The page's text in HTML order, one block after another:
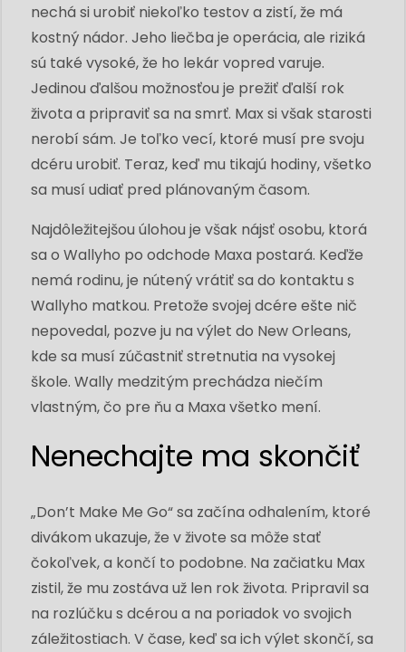
nechá si urobiť niekoľko testov a zistí, že má
kostný nádor. Jeho liečba je operácia, ale riziká
sú také vysoké, že ho lekár vopred varuje.
Jedinou ďalšou možnosťou je prežiť ďalší rok
života a pripraviť sa na smrť. Max si však starosti
nerobí sám. Je toľko vecí, ktoré musí pre svoju
dcéru urobiť. Teraz, keď mu tikajú hodiny, všetko
sa musí udiať pred plánovaným časom.
Najdôležitejšou úlohou je však nájsť osobu, ktorá
sa o Wallyho po odchode Maxa postará. Keďže
nemá rodinu, je nútený vrátiť sa do kontaktu s
Wallyho matkou. Pretože svojej dcére ešte nič
nepovedal, pozve ju na výlet do New Orleans,
kde sa musí zúčastniť stretnutia na vysokej
škole. Wally medzitým prechádza niečím
vlastným, čo pre ňu a Maxa všetko mení.
Nenechajte ma skončiť
„Don’t Make Me Go“ sa začína odhalením, ktoré
divákom ukazuje, že v živote sa môže stať
čokoľvek, a končí to podobne. Na začiatku Max
zistil, že mu zostáva už len rok života. Pripravil sa
na rozlúčku s dcérou a na poriadok vo svojich
záležitostiach. V čase, keď sa ich výlet skončí, sa